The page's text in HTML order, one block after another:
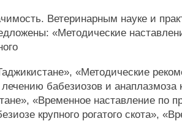
Ветеринарным науке и
«Методические
«Методические
бабезиозов и анаплазмоза
«Временное наставление по
крупного рогатого скота»,